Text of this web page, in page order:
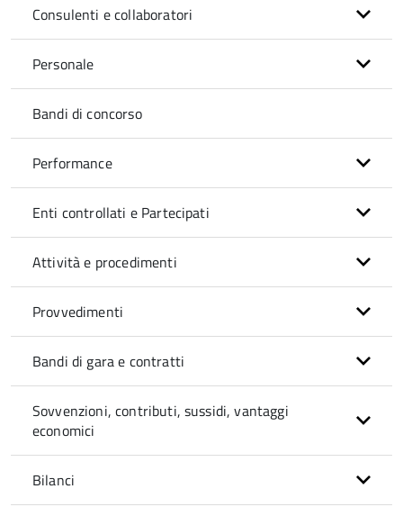
Consulenti e collaboratori
Personale
Bandi di concorso
Performance
Enti controllati e Partecipati
Attività e procedimenti
Provvedimenti
Bandi di gara e contratti
Sovvenzioni, contributi, sussidi, vantaggi
economici
Bilanci